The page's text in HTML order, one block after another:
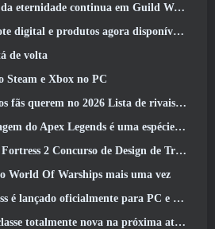
continua em Guild Wars 2 Próxima semana
e produtos agora disponíveis para compra
de volta
Steam e Xbox no PC
rivais da Marvel com maior probabilidade e qual a probabilidade de eles acontecerem
Legends é uma espécie de demônio da velocidade
2 Concurso de Design de Troféu ÜBERFEST
World Of Warships mais uma vez
lançado oficialmente para PC e consoles
nova na próxima atualização do Dread Blade